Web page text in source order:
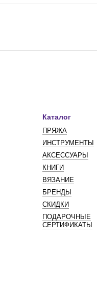
Каталог
ПРЯЖА
ИНСТРУМЕНТЫ
АКСЕССУАРЫ
КНИГИ
ВЯЗАНИЕ
БРЕНДЫ
СКИДКИ
ПОДАРОЧНЫЕ
СЕРТИФИКАТЫ